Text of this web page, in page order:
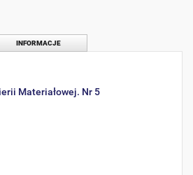
INFORMACJE
Materiałowej. Nr 5